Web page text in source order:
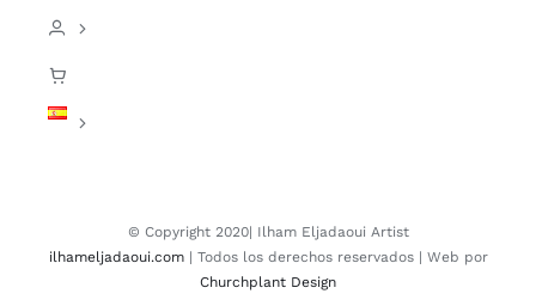
© Copyright 2020| Ilham Eljadaoui Artist
ilhameljadaoui.com| Todos los derechos reservados | Web por
Churchplant Design